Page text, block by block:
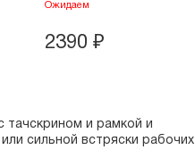
Ожидаем
2390 ₽
тачскрином и рамкой и
сильной встряски рабочих